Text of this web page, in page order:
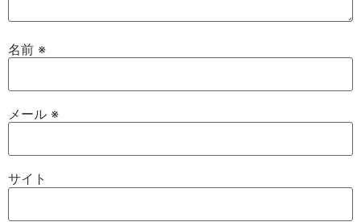
名前 ※
メール ※
サイト